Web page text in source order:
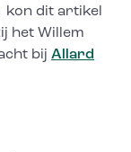
kon dit artikel
het Willem
bij Allard